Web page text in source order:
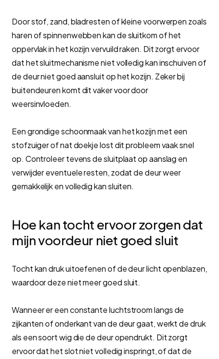
Door stof, zand, bladresten of kleine voorwerpen zoals
haren of spinnenwebben kan de sluitkom of het
oppervlak in het kozijn vervuild raken. Dit zorgt ervoor
dat het sluitmechanisme niet volledig kan inschuiven of
de deur niet goed aansluit op het kozijn. Zeker bij
buitendeuren komt dit vaker voor door
weersinvloeden.
Een grondige schoonmaak van het kozijn met een
stofzuiger of nat doekje lost dit probleem vaak snel
op. Controleer tevens de sluitplaat op aanslag en
verwijder eventuele resten, zodat de deur weer
gemakkelijk en volledig kan sluiten.
Hoe kan tocht ervoor zorgen dat
mijn voordeur niet goed sluit
Tocht kan druk uitoefenen of de deur licht openblazen,
waardoor deze niet meer goed sluit.
Wanneer er een constante luchtstroom langs de
zijkanten of onderkant van de deur gaat, werkt de druk
als een soort wig die de deur opendrukt. Dit zorgt
ervoor dat het slot niet volledig inspringt, of dat de